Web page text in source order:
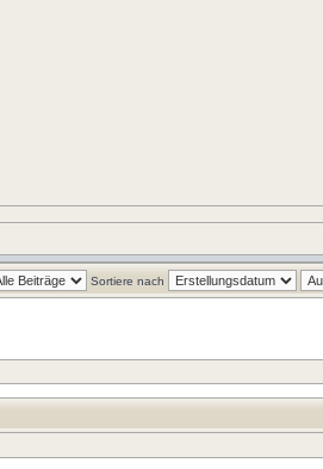
Sortiere nach